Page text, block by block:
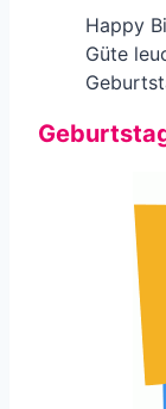
Happy
Güte